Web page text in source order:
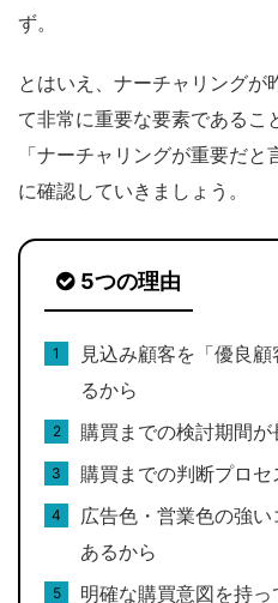
ず。
とはいえ、ナーチャリングが
て非常に重要な要素であるこ
「ナーチャリングが重要だ
に確認していきましょう。
5つの理由
見込み顧客を「優良
るから
購買までの検討期間
購買までの判断プロ
広告色・営業色の強
あるから
明確な購買意図を持っ